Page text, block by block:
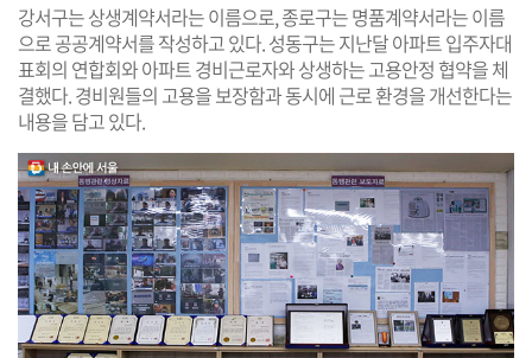
강서구는 상생계약서라는 이름으로, 종로구는 명품계약서라는 이름
으로 공공계약서를 작성하고 있다. 성동구는 지난달 아파트 입주자대
표회의 연합회와 아파트 경비근로자와 상생하는 고용안정 협약을 체
결했다. 경비원들의 고용을 보장함과 동시에 근로 환경을 개선한다는
내용을 담고 있다.